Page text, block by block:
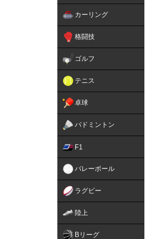
カーリング
格闘技
ゴルフ
テニス
卓球
バドミントン
F1
バレーボール
ラグビー
陸上
Bリーグ